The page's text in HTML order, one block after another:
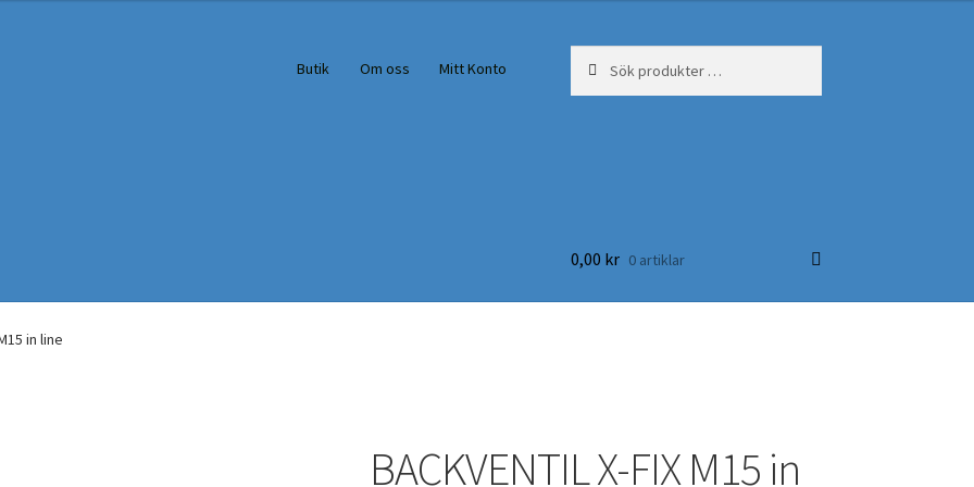
Butik Om oss Mitt Konto
efter:
0,00 kr 0 artiklar
in line
BACKVENTIL X-FIX M15 in